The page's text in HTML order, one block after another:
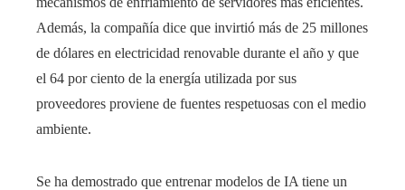
Además, la compañía dice que invirtió más de 25 millones
de dólares en electricidad renovable durante el año y que
el 64 por ciento de la energía utilizada por sus
proveedores proviene de fuentes respetuosas con el medio
ambiente.
Se ha demostrado que entrenar modelos de IA tiene un